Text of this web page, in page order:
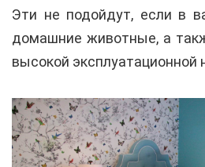
Эти не подойдут, если в
домашние животные, а
высокой эксплуатационной